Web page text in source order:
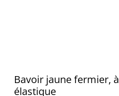
Bavoir jaune fermier, à
élastique